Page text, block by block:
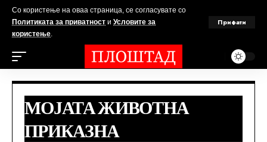
Со користење на оваа страница, се согласувате со
Политиката за приватност и Условите за
користење.
Прифати
МОЈАТА ЖИВОТНА
ПРИКАЗНА